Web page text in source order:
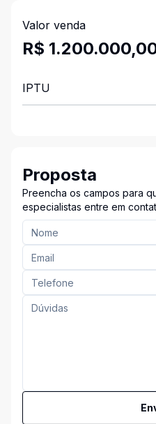
Valor venda
R$
IPTU
Proposta
Preencha os campos para
especialistas entre em